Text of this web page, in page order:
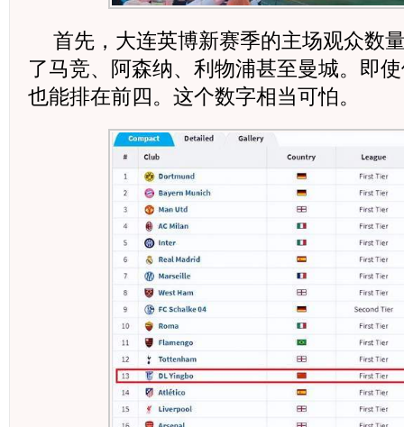
首先，大连英博新赛季的主场观众数
了马竞、阿森纳、利物浦甚至曼城。即
也能排在前四。这个数字相当可怕。